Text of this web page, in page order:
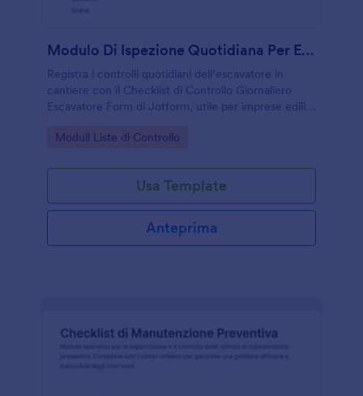
Modulo Di Ispezione Quotidiana Per Escavatore
Registra i controlli quotidiani dell’escavatore in
cantiere con il Checklist di Controllo Giornaliero
Escavatore Form di Jotform, utile per imprese edili,
raccolta dati chiara e tracciabile.
Go to Category:
Moduli Liste di Controllo
Usa Template
Anteprima